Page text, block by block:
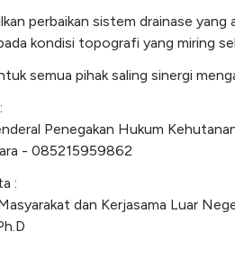
perbaikan sistem drainase
kondisi topografi yang miring
semua pihak saling sinergi
Penegakan Hukum
- 085215959862
:
dan Kerjasama Luar